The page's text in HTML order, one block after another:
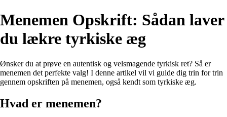
Menemen Opskrift: Sådan laver
du lækre tyrkiske æg
Ønsker du at prøve en autentisk og velsmagende tyrkisk ret? Så er
menemen det perfekte valg! I denne artikel vil vi guide dig trin for trin
gennem opskriften på menemen, også kendt som tyrkiske æg.
Hvad er menemen?